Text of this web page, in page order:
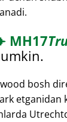
MH17
bosh
etganidan